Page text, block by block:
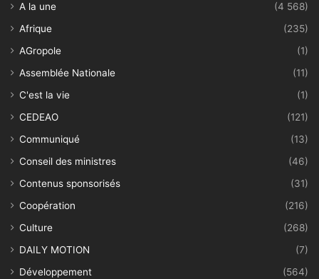
A la une
(4 568)
Afrique
(235)
AGropole
(1)
Assemblée Nationale
(11)
C'est la vie
(1)
CEDEAO
(121)
Communiqué
(13)
Conseil des ministres
(46)
Contenus sponsorisés
(31)
Coopération
(216)
Culture
(268)
DAILY MOTION
(7)
Développement
(564)